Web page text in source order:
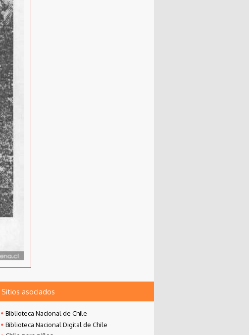
Sitios asociados
Biblioteca Nacional de Chile
Biblioteca Nacional Digital de Chile